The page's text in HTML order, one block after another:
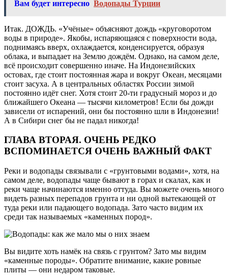
Вам будет интересно Водопады Турции
Итак. ДОЖДЬ. «Учёные» объясняют дождь «круговоротом
воды в природе». Якобы, испаряющаяся с поверхности вода,
поднимаясь вверх, охлаждается, конденсируется, образуя
облака, и выпадает на Землю дождём. Однако, на самом деле,
всё происходит совершенно иначе. На Индонезийских
остовах, где стоит постоянная жара и вокруг Океан, месяцами
стоит засуха. А в центральных областях России зимой
постоянно идёт снег. Хотя стоит 20-ти градусный мороз и до
ближайшего Океана — тысячи километров! Если бы дожди
зависели от испарений, они бы постоянно шли в Индонезии!
А в Сибири снег бы не падал никогда!
ГЛАВА ВТОРАЯ. ОЧЕНЬ РЕДКО
ВСПОМИНАЕТСЯ ОЧЕНЬ ВАЖНЫЙ ФАКТ
Реки и водопады связывали с «грунтовыми водами», хотя, на
самом деле, водопады чаще бывают в горах и скалах, как и
реки чаще начинаются именно оттуда. Вы можете очень много
видеть разных перепадов грунта и ни одной вытекающей от
туда реки или падающего водопада. Зато часто видим их
среди так называемых «каменных пород».
Вы видите хоть намёк на связь с грунтом? Зато мы видим
«каменные породы». Обратите внимание, какие ровные
плиты — они недаром таковые.